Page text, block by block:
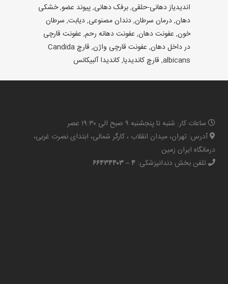
اندیدیاز دهانی-حلقی,برفک دهانی,پیوند عضو,خشکی
دهان,درمان سرطان,دندان‌ مصنوعی,دیابت, سرطان
خون, عفونت دهان, عفونت‌ دهانه رحم, عفونت قارچی
در داخل دهان, عفونت قارچی واژن,
قارچ Candida
albicans
, قارچ کاندیدیا,کاندیدا آلبیکانس
ساعات کار: شنبه تا پنجشنبه ۹ صبح الی ۱۹:۳۰ عصر
آدرس: تهران، میدان انقلاب ، کارگر شمالی، ابتدای نصرت غربی،
درمانگاه ایران زمین
تلفن بخش دندانپزشکی: ۴ – ۶۶۴۳۴۴۰۳